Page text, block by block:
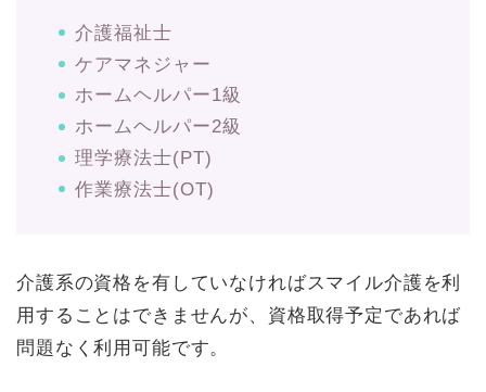
介護福祉士
ケアマネジャー
ホームヘルパー1級
ホームヘルパー2級
理学療法士(PT)
作業療法士(OT)
介護系の資格を有していなければスマイル介護を利
用することはできませんが、資格取得予定であれば
問題なく利用可能です。